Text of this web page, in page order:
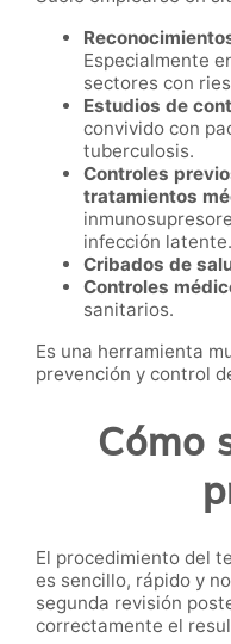
Especialmente
sectores con
Estudios de
convivido con
tuberculosis.
Controles
tratamientos
infección latente.
Cribados de
Controles
sanitarios.
Es una herramienta
prevención y control
Cómo
El procedimiento del
es sencillo, rápido y
segunda revisión
correctamente el